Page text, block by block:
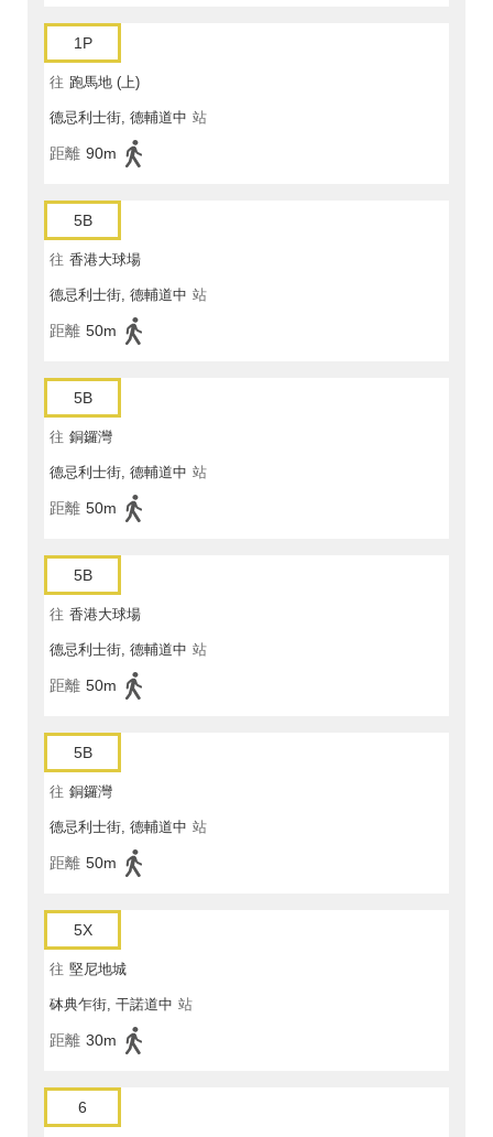
1P
往 跑馬地 (上)
德忌利士街, 德輔道中 站
距離 90m
5B
往 香港大球場
德忌利士街, 德輔道中 站
距離 50m
5B
往 銅鑼灣
德忌利士街, 德輔道中 站
距離 50m
5B
往 香港大球場
德忌利士街, 德輔道中 站
距離 50m
5B
往 銅鑼灣
德忌利士街, 德輔道中 站
距離 50m
5X
往 堅尼地城
砵典乍街, 干諾道中 站
距離 30m
6